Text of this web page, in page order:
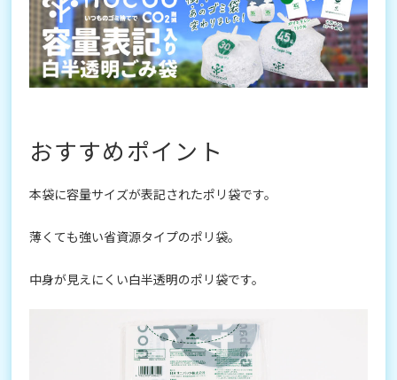
おすすめポイント
本袋に容量サイズが表記されたポリ袋です。
薄くても強い省資源タイプのポリ袋。
中身が見えにくい白半透明のポリ袋です。